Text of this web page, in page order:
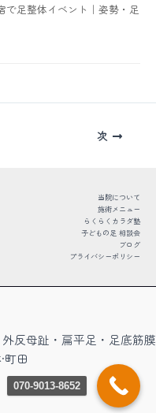
で足整体イベント｜姿勢・足
次
当院について
施術メニュー
らくらくカラダ塾
子どもの足 相談会
ブログ
プライバシーポリシー
反母趾・扁平足・足底筋膜
町田
070-9013-8652